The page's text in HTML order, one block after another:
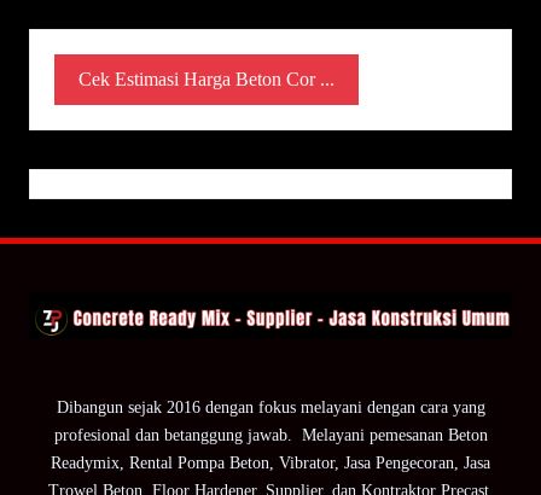
Cek Estimasi Harga Beton Cor ...
Dibangun sejak 2016 dengan fokus melayani dengan cara yang
profesional dan betanggung jawab. Melayani pemesanan Beton
Readymix, Rental Pompa Beton, Vibrator, Jasa Pengecoran, Jasa
Trowel Beton, Floor Hardener, Supplier, dan Kontraktor Precast.